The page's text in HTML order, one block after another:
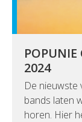
POPUNIE
2024
De nieuwste
bands laten
horen. Hier